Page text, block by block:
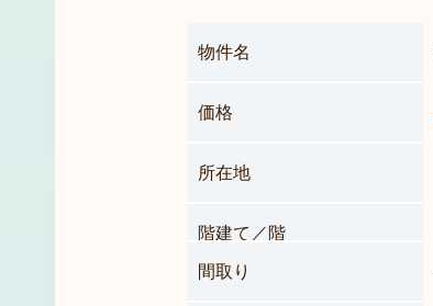
物件名
価格
所在地
階建て／階
間取り